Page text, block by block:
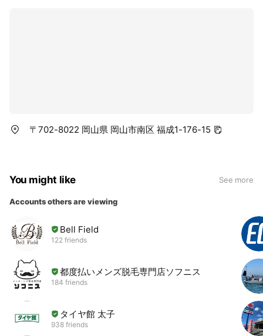
〒702-8022 岡山県 岡山市南区 福成1-176-15
You might like See more
Accounts others are viewing
Bell Field
122 friends
都度払いメンズ脱毛専門店ソフニス
184 friends
タイヤ館 太子
938 friends